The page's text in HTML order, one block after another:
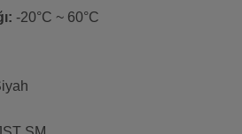
-20°C ~ 60°C